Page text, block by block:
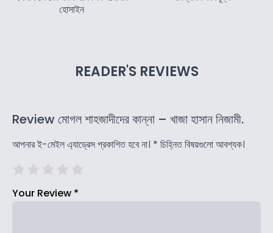
হোসাইন
READER'S REVIEWS
Review মোগল শাহজাদীদের কান্না – খাজা হাসান নিজামী.
আপনার ই-মেইল এ্যাড্রেস প্রকাশিত হবে না। * চিহ্নিত বিষয়গুলো আবশ্যক।
Your Review *